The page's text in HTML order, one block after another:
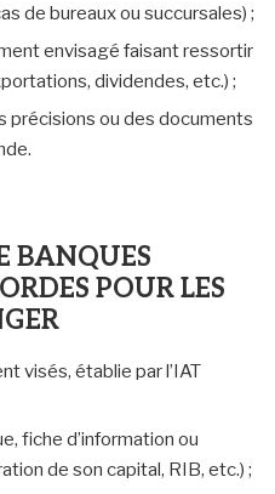
de bureaux ou succursales) ;
envisagé faisant ressortir
dividendes, etc.) ;
précisions ou des documents
BANQUES
POUR LES
visés, établie par l’IAT
fiche d’information ou
de son capital, RIB, etc.) ;